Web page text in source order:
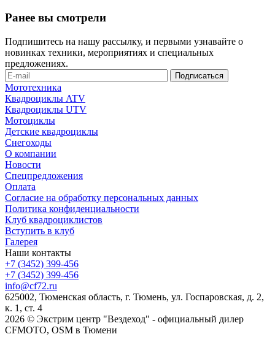
Ранее вы смотрели
Подпишитесь на нашу рассылку, и первыми узнавайте о
новинках техники, мероприятиях и специальных
предложениях.
Мототехника
Квадроциклы ATV
Квадроциклы UTV
Мотоциклы
Детские квадроциклы
Снегоходы
О компании
Новости
Спецпредложения
Оплата
Согласие на обработку персональных данных
Политика конфиденциальности
Клуб квадроциклистов
Вступить в клуб
Галерея
Наши контакты
+7 (3452) 399-456
+7 (3452) 399-456
info@cf72.ru
625002, Тюменская область, г. Тюмень, ул. Госпаровская, д. 2,
к. 1, ст. 4
2026 © Экстрим центр "Вездеход" - официальный дилер
CFMOTO, OSM в Тюмени